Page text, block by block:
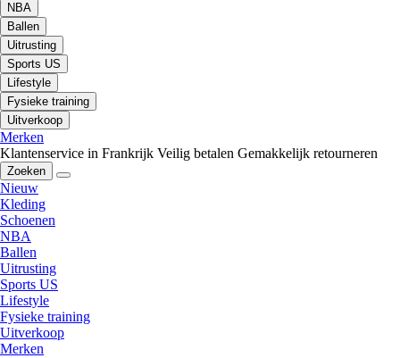
NBA
Ballen
Uitrusting
Sports US
Lifestyle
Fysieke training
Uitverkoop
Merken
Klantenservice in Frankrijk Veilig betalen Gemakkelijk retourneren
Zoeken
Nieuw
Kleding
Schoenen
NBA
Ballen
Uitrusting
Sports US
Lifestyle
Fysieke training
Uitverkoop
Merken